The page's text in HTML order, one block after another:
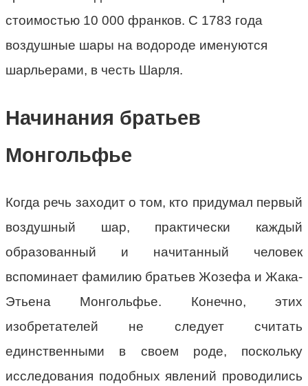
стоимостью 10 000 франков. С 1783 года
воздушные шары на водороде именуются
шарльерами, в честь Шарля.
Начинания братьев
Монгольфье
Когда речь заходит о том, кто придумал первый
воздушный шар, практически каждый
образованный и начитанный человек
вспоминает фамилию братьев Жозефа и Жака-
Этьена Монгольфье. Конечно, этих
изобретателей не следует считать
единственными в своем роде, поскольку
исследования подобных явлений проводились